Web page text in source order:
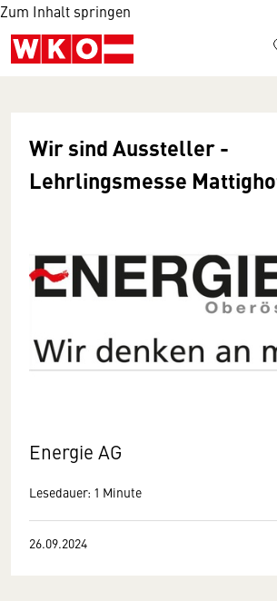
Zum Inhalt springen
Wir sind Aussteller -
Lehrlingsmesse
Energie AG
Lesedauer: 1 Minute
26.09.2024